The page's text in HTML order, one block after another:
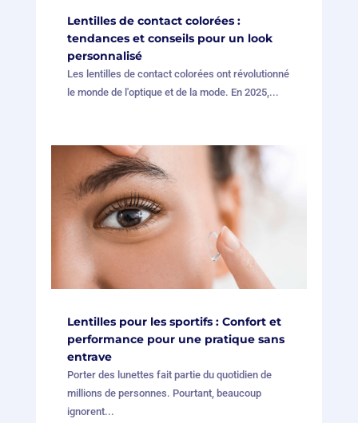
Lentilles de contact colorées :
tendances et conseils pour un look
personnalisé
Les lentilles de contact colorées ont révolutionné
le monde de l'optique et de la mode. En 2025,...
Lentilles pour les sportifs : Confort et
performance pour une pratique sans
entrave
Porter des lunettes fait partie du quotidien de
millions de personnes. Pourtant, beaucoup
ignorent...